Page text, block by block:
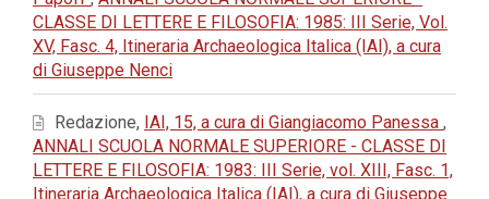
CLASSE DI LETTERE E FILOSOFIA: 1985: III Serie, Vol.
XV, Fasc. 4, Itineraria Archaeologica Italica (IAI), a cura
di Giuseppe Nenci
Redazione, IAI, 15, a cura di Giangiacomo Panessa ,
ANNALI SCUOLA NORMALE SUPERIORE - CLASSE DI
LETTERE E FILOSOFIA: 1983: III Serie, vol. XIII, Fasc. 1,
Itineraria Archaeologica Italica (IAI), a cura di Giuseppe